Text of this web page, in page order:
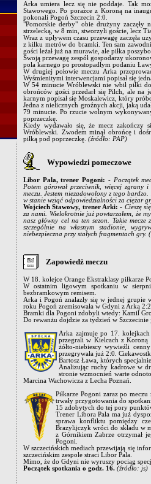
Arka umiera lecz się nie poddaje. Tak
Stawowego. Po porażce z Koroną na
pokonali Pogoń Szczecin 2:0.
"Pomorskie derby" obie drużyny zaczęły
strzelecką, w 8 min, stworzyli goście, lecz
Wraz z upływem czasu przewagę zaczęła
z kilku metrów do bramki. Ten sam
gości leżał już na murawie, ale piłka
Swoją przewagę zespół gospodarzy
pola karnego po prostopadłym podaniu
W drugiej połowie meczu Arka
Wyśmienitymi interwencjami popisał się
W 54 minucie Wróblewski nie wbił piłki
obrońców gości przedarł się Pilch, ale na
karnym popisał się Moskalewicz, który
Jedna z nielicznych groźnych akcji, jaką
79 minucie. Po rzucie wolnym
poprzeczkę.
Kiedy wydawało się, że mecz zakończy
Wróblewski. Zwodem minął obrońcę i
piłką pod poprzeczkę. (źródło: PAP)
Wypowiedzi pomeczowe
Libor Pala, trener Pogoni: - Początek
Potem górował przeciwnik, więcej zgrany
meczu. Jestem niezadowolony z tego
w stanie wziąć odpowiedzialności za ciężar
Wojciech Stawowy, trener Arki: - Cieszę
za nami. Wielokrotnie już powtarzałem, że
nasz główny cel na ten sezon. Takie
szczególnie na własnym stadionie,
niebezpieczna przy stałych fragmentach gry.
Zapowiedź meczu
W 18. kolejce Orange Ekstraklasy piłkarze
W ostatnim ligowym spotkaniu w
bezbramkowym remisem.
Arka i Pogoń znalazły się w jednej grupie
roku Pogoń zremisowała w Gdyni z Arką 2:2.
Bramki dla Pogoni zdobyli wtedy: Kamil
Do rewanżu dojdzie za tydzień w
Arka zajmuje po 17.
przegrali w Kielcach z Koroną
żółto-niebiescy wywieźli
przegrywała już 2:0.
Bartosz Ława, których
Analizując ruchy kadrowe w
stronie wzmocnień warte
Marcina Wachowicza z Lecha Poznań.
Piłkarze Pogoni zaraz po
trwały przygotowania do
15 zdobytych do tej pory
Trener Libora Pala ma już
sprawa konfliktu pomiędzy
Brazylijczyk wróci do składu w
z Górnikiem Zabrze otrzymał
Pogoni.
W szczecińskich mediach przewijają się
szczecińskim zespole straci Libor Pala.
Mimo, że do Gdyni nie wyruszy pociąg
Początek spotkania o godz. 16. (źródło: js)